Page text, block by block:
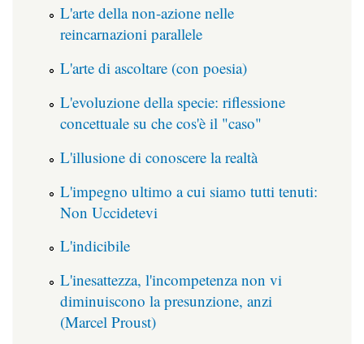
L'arte della non-azione nelle
reincarnazioni parallele
L'arte di ascoltare (con poesia)
L'evoluzione della specie: riflessione
concettuale su che cos'è il "caso"
L'illusione di conoscere la realtà
L'impegno ultimo a cui siamo tutti tenuti:
Non Uccidetevi
L'indicibile
L'inesattezza, l'incompetenza non vi
diminuiscono la presunzione, anzi
(Marcel Proust)